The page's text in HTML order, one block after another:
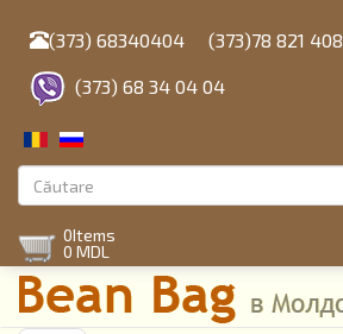
principal
(373) 68340404 (373)78 821 408
(373) 68 34 04 04
Formular
de
căutare
0Items
0 MDL